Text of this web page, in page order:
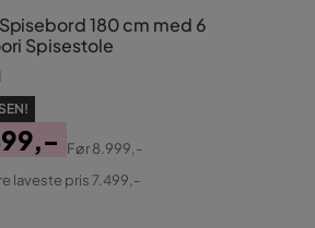
180 cm med 6
Spisestole
Før8.999,-
laveste pris 7.499,-